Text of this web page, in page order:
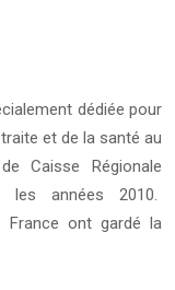
dédiée pour
et de la santé au
Caisse Régionale
les années 2010.
France ont gardé la